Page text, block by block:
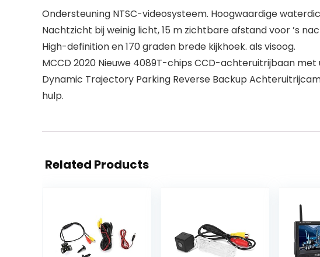
Ondersteuning NTSC-videosysteem. Hoogwaardige
Nachtzicht bij weinig licht, 15 m zichtbare afstand voor ’s
High-definition en 170 graden brede kijkhoek. als visoog.
MCCD 2020 Nieuwe 4089T-chips CCD-achteruitrijbaan
Dynamic Trajectory Parking Reverse Backup
hulp.
Related Products